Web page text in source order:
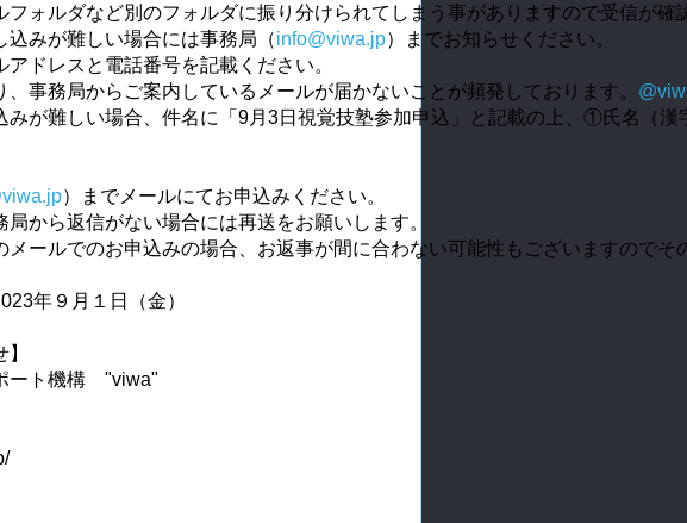
ォルダなど別のフォルダに振り分けられてしまう事がありますので受信が
みが難しい場合には事務局（info@viwa.jp）までお知らせください。
ドレスと電話番号を記載ください。
事務局からご案内しているメールが届かないことが頻発しております。
が難しい場合、件名に「9月3日視覚技塾参加申込」と記載の上、①氏名（漢
）までメールにてお申込みください。
から返信がない場合には再送をお願いします。
ールでのお申込みの場合、お返事が間に合わない可能性もございますので
年９月１日（金）
ート機構 "viwa"